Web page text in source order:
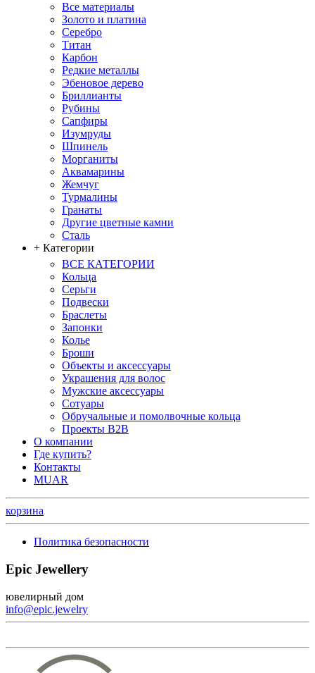
Все материалы
Золото и платина
Серебро
Титан
Карбон
Редкие металлы
Эбеновое дерево
Бриллианты
Рубины
Сапфиры
Изумруды
Шпинель
Морганиты
Аквамарины
Жемчуг
Турмалины
Гранаты
Другие цветные камни
Сталь
+ Категории
ВСЕ КАТЕГОРИИ
Кольца
Серьги
Подвески
Браслеты
Запонки
Колье
Броши
Объекты и аксессуары
Украшения для волос
Мужские аксессуары
Сотуары
Обручальные и помолвочные кольца
Проекты B2B
О компании
Где купить?
Контакты
MUAR
корзина
Политика безопасности
Epic Jewellery
ювелирный дом
info@epic.jewelry